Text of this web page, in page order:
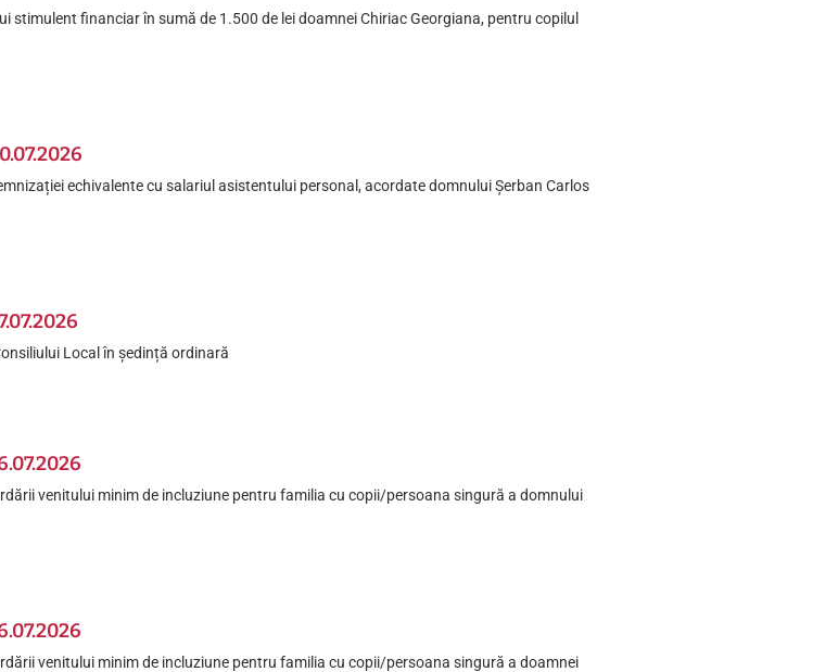
stimulent financiar în sumă de 1.500 de lei doamnei Chiriac Georgiana, pentru copilul
echivalente cu salariul asistentului personal, acordate domnului Șerban Carlos
Local în ședință ordinară
venitului minim de incluziune pentru familia cu copii/persoana singură a domnului
venitului minim de incluziune pentru familia cu copii/persoana singură a doamnei